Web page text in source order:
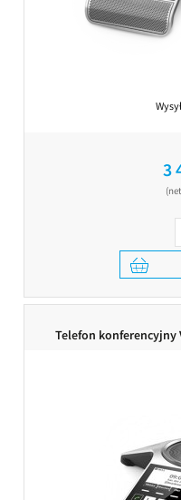
3
Telefon konferencyjny